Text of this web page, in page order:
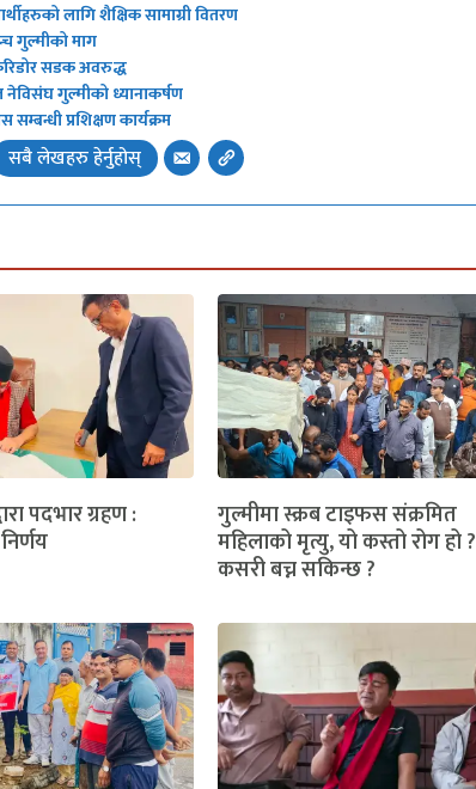
लागि शैक्षिक सामाग्री वितरण
गुल्मीको माग
सडक अवरुद्ध
नेविसंघ गुल्मीको ध्यानाकर्षण
सम्बन्धी प्रशिक्षण कार्यक्रम
सबै लेखहरु हेर्नुहोस्
पदभार ग्रहण : गुल्मीमा स्क्रब टाइफस संक्रमित
महिलाको मृत्यु, यो कस्तो रोग हो ?
कसरी बच्न सकिन्छ ?